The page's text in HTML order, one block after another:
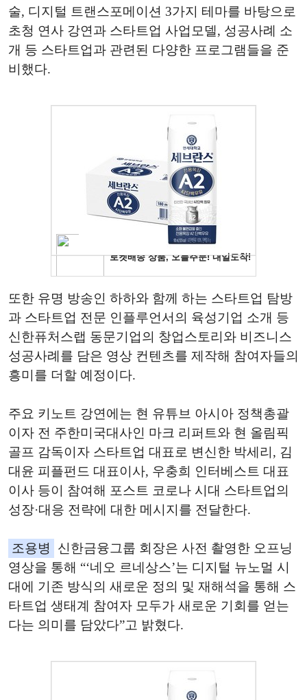
술, 디지털 트랜스포메이션 3가지 테마를 바탕으로
초청 연사 강연과 스타트업 사업모델, 성공사례 소
개 등 스타트업과 관련된 다양한 프로그램들을 준
비했다.
또한 유명 방송인 하하와 함께 하는 스타트업 탐방
과 스타트업 전문 인플루언서의 육성기업 소개 등
신한퓨처스랩 동문기업의 창업스토리와 비즈니스
성공사례를 담은 영상 컨텐츠를 제작해 참여자들의
흥미를 더할 예정이다.
주요 키노트 강연에는 현 유튜브 아시아 정책총괄
이자 전 주한미국대사인 마크 리퍼트와 현 올림픽
골프 감독이자 스타트업 대표로 변신한 박세리, 김
대윤 피플펀드 대표이사, 우충희 인터베스트 대표
이사 등이 참여해 포스트 코로나 시대 스타트업의
성장·대응 전략에 대한 메시지를 전달한다.
조용병
신한금융그룹 회장은 사전 촬영한 오프닝
영상을 통해 “‘네오 르네상스’는 디지털 뉴노멀 시
대에 기존 방식의 새로운 정의 및 재해석을 통해 스
타트업 생태계 참여자 모두가 새로운 기회를 얻는
다는 의미를 담았다”고 밝혔다.